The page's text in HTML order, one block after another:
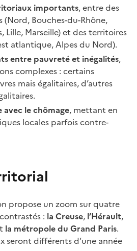
importants, entre des
(Nord, Bouches-du-Rhône,
Lille, Marseille) et des territoires
atlantique, Alpes du Nord).
entre pauvreté et inégalités,
complexes : certains
mais égalitaires, d’autres
avec le chômage, mettant en
locales parfois contre-
propose un zoom sur quatre
: la Creuse, l’Hérault,
la métropole du Grand Paris.
seront différents d’une année